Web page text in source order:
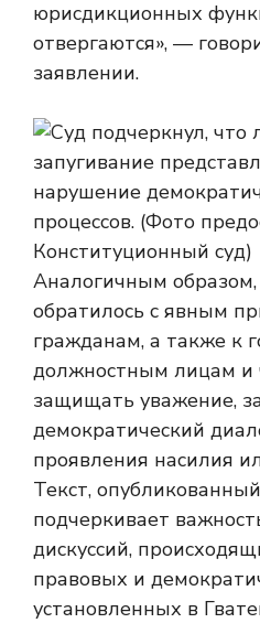
юрисдикционных
отвергаются», —
заявлении.
Аналогичным
обратилось с явным
гражданам, а также к
должностным лицам и
защищать уважение,
демократический
проявления насилия
Текст,
подчеркивает
дискуссий,
правовых и
установленных в